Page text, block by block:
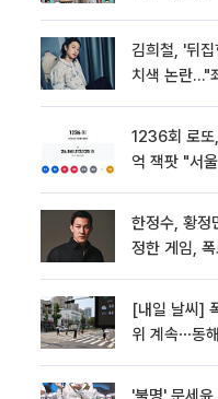
김희철, '뒤
치색 논란…"
1236회 로
억 잭팟 "서
한정수, 황
정한 게임,
[내일 날씨]
위 계속⋯동